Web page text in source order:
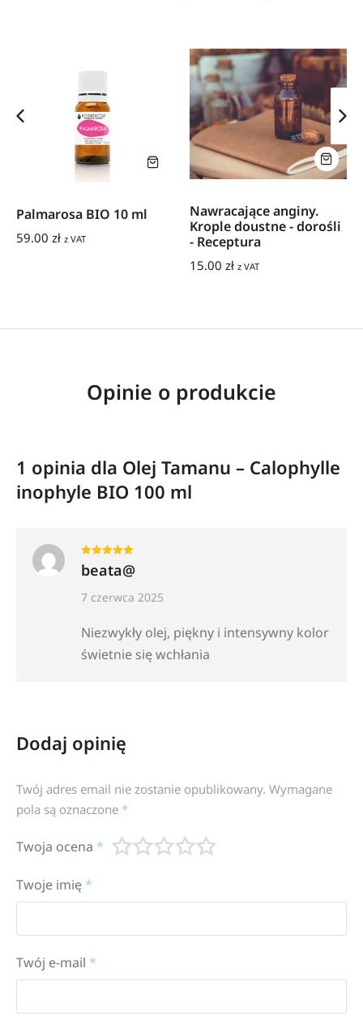
Palmarosa BIO 10 ml
59.00 zł z VAT
Nawracające anginy.
Krople doustne - dorośli
- Receptura
15.00 zł z VAT
Opinie o produkcie
1 opinia dla Olej Tamanu – Calophylle
inophyle BIO 100 ml
Oceniono 5na 5
beata@
7 czerwca 2025
Niezwykły olej, piękny i intensywny kolor
świetnie się wchłania
Dodaj opinię
Twój adres email nie zostanie opublikowany. Wymagane
pola są oznaczone *
Twoja ocena *
Twoje imię *
Twój e-mail *